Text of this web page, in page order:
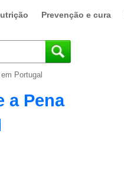
Prevenção e cura
Portugal
a Pena